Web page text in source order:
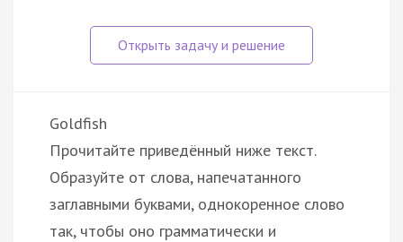
Goldfish
Прочитайте приведённый ниже текст.
Образуйте от слова, напечатанного
заглавными буквами, однокоренное слово
так, чтобы оно грамматически и